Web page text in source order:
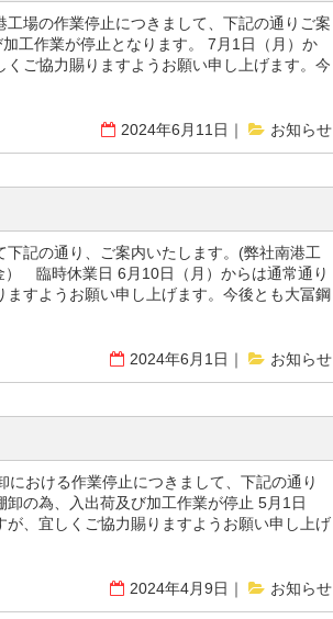
場の作業停止につきまして、下記の通りご案
工作業が停止となります。 7月1日（月）か
ご協力賜りますようお願い申し上げます。今
2024年6月11日 お知らせ
記の通り、ご案内いたします。(弊社南港工
） 臨時休業日 6月10日（月）からは通常通り
すようお願い申し上げます。今後とも大冨鋼
2024年6月1日 お知らせ
おける作業停止につきまして、下記の通り
の為、入出荷及び加工作業が停止 5月1日
が、宜しくご協力賜りますようお願い申し上げ
2024年4月9日 お知らせ